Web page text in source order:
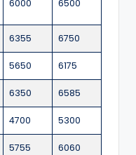
6000 6500
6355 6750
5650 6175
6350 6585
4700 5300
5755 6060